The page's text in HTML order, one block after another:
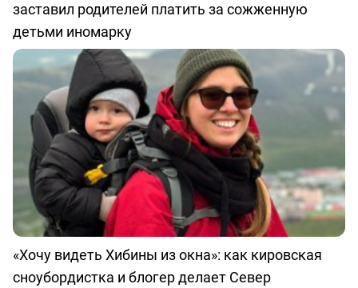
заставил родителей платить за сожженную
детьми иномарку
«Хочу видеть Хибины из окна»: как кировская
сноубордистка и блогер делает Север